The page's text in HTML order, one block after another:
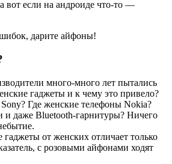
вот если на андроиде что-то —
дарите айфоны!
много-много лет пытались
гаджеты и к чему это привело?
Где женские телефоны Nokia?
и даже Bluetooth-гарнитуры? Ничего
от женских отличает только
с розовыми айфонами ходят